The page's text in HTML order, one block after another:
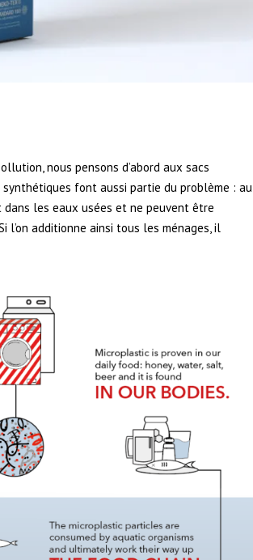
nous pensons d’abord aux sacs
font aussi partie du problème : au
les eaux usées et ne peuvent être
additionne ainsi tous les ménages, il